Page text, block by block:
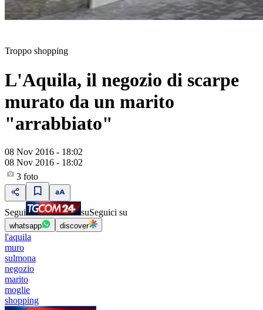
Troppo shopping
L'Aquila, il negozio di scarpe
murato da un marito
"arrabbiato"
08 Nov 2016 - 18:02
08 Nov 2016 - 18:02
3 foto
Segui suSeguici su
whatsapp discover
l'aquila
muro
sulmona
negozio
marito
moglie
shopping